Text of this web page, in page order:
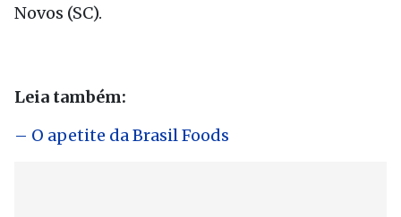
Novos (SC).
Leia também:
– O apetite da Brasil Foods